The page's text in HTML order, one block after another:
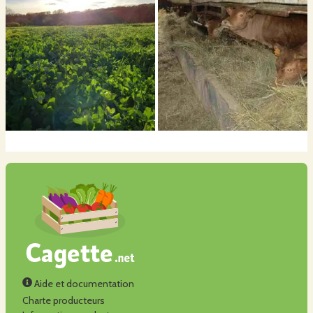
Aide et documentation
Charte producteurs